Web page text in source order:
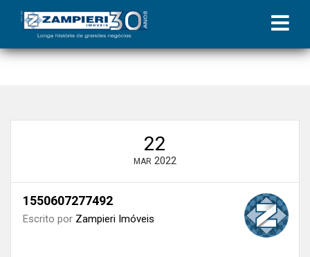
Início»Blog»Pós-pandemia | Coluna Zampieri 1550607277492
22
MAR 2022
1550607277492
Escrito por Zampieri Imóveis